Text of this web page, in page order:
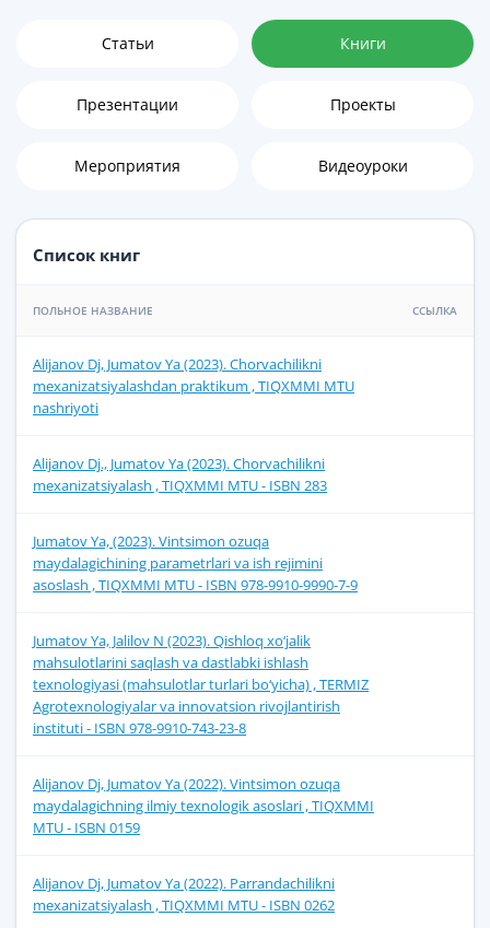
Статьи Книги
Презентации Проекты
Мероприятия Видеоуроки
Список книг
ПОЛЬНОЕ НАЗВАНИЕ ССЫЛКА
Alijanov Dj, Jumatov Ya (2023). Chorvachilikni
mexanizatsiyalashdan praktikum , TIQXMMI MTU
nashriyoti
Alijanov Dj., Jumatov Ya (2023). Chorvachilikni
mexanizatsiyalash , TIQXMMI MTU - ISBN 283
Jumatov Ya, (2023). Vintsimon ozuqa
maydalagichining parametrlari va ish rejimini
asoslash , TIQXMMI MTU - ISBN 978-9910-9990-7-9
Jumatov Ya, Jalilov N (2023). Qishloq xo‘jalik
mahsulotlarini saqlash va dastlabki ishlash
texnologiyasi (mahsulotlar turlari bo‘yicha) , TERMIZ
Agrotexnologiyalar va innovatsion rivojlantirish
instituti - ISBN 978-9910-743-23-8
Alijanov Dj, Jumatov Ya (2022). Vintsimon ozuqa
maydalagichning ilmiy texnologik asoslari , TIQXMMI
MTU - ISBN 0159
Alijanov Dj, Jumatov Ya (2022). Parrandachilikni
mexanizatsiyalash , TIQXMMI MTU - ISBN 0262